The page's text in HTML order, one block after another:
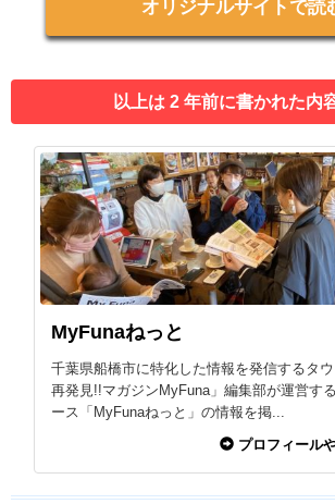
オリジナルサイトで読
以上は 2 年前に書かれた内
MyFunaねっと
千葉県船橋市に特化した情報を発信するタ
再発見!!マガジンMyFuna」編集部が運営す
ース「MyFunaねっと」の情報を掲...
プロフィール